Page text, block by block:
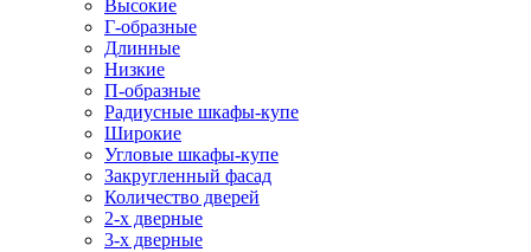
Высокие
Г-образные
Длинные
Низкие
П-образные
Радиусные шкафы-купе
Широкие
Угловые шкафы-купе
Закругленный фасад
Количество дверей
2-х дверные
3-х дверные